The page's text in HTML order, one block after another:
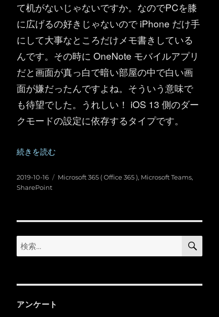
て机がないじゃないですか。なのでPCを膝
に広げるの好きじゃないので iPhone だけ手
にして大事なところだけメモ書きしている
んです。その時に OneNote モバイルアプリ
だと画面が真っ白で暗い部屋の中で白い画
面が嫌だったんですよね。そういう意味で
も待望でした。うれしい！ iOS 13 側のダー
クモードの設定に依存するタイプです。
“Office 365 ：最近の色々（ダークモード、 SharePoint
続きを読む
投
稿
2019-10-16
カ
Microsoft 365 ( Office 365 ), Microsoft Teams,
SharePoint
検
索:
検
アンケート